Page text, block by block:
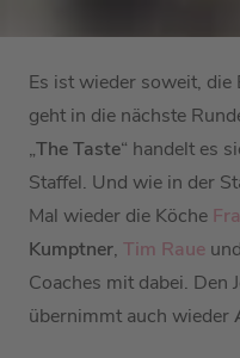
Es ist wieder soweit, die
geht in die nächste
„The Taste“ handelt es
Staffel. Und wie in der
Mal wieder die Köche
Kumptner, Tim Raue und
Coaches mit dabei. Den
übernimmt auch wieder